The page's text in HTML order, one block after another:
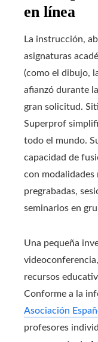
en línea
La instrucción,
asignaturas
(como el dibujo,
afianzó durante
gran solicitud.
Superprof
todo el mundo.
capacidad de
con modalidades
pregrabadas,
seminarios en
Una pequeña
recursos
Conforme a la
Asociación
profesores